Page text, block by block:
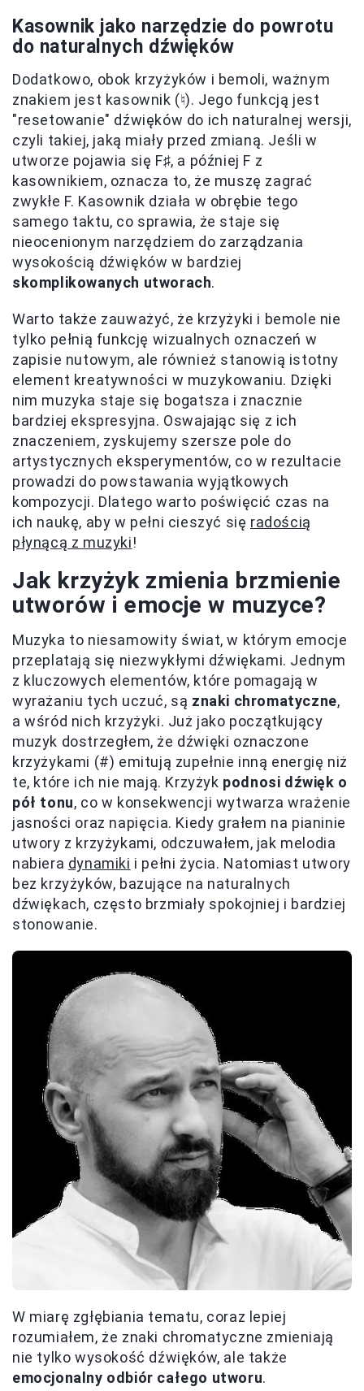
Kasownik jako narzędzie do powrotu
do naturalnych dźwięków
Dodatkowo, obok krzyżyków i bemoli, ważnym
znakiem jest kasownik (♮). Jego funkcją jest
"resetowanie" dźwięków do ich naturalnej wersji,
czyli takiej, jaką miały przed zmianą. Jeśli w
utworze pojawia się F♯, a później F z
kasownikiem, oznacza to, że muszę zagrać
zwykłe F. Kasownik działa w obrębie tego
samego taktu, co sprawia, że staje się
nieocenionym narzędziem do zarządzania
wysokością dźwięków w bardziej
skomplikowanych utworach.
Warto także zauważyć, że krzyżyki i bemole nie
tylko pełnią funkcję wizualnych oznaczeń w
zapisie nutowym, ale również stanowią istotny
element kreatywności w muzykowaniu. Dzięki
nim muzyka staje się bogatsza i znacznie
bardziej ekspresyjna. Oswajając się z ich
znaczeniem, zyskujemy szersze pole do
artystycznych eksperymentów, co w rezultacie
prowadzi do powstawania wyjątkowych
kompozycji. Dlatego warto poświęcić czas na
ich naukę, aby w pełni cieszyć się radością
płynącą z muzyki!
Jak krzyżyk zmienia brzmienie
utworów i emocje w muzyce?
Muzyka to niesamowity świat, w którym emocje
przeplatają się niezwykłymi dźwiękami. Jednym
z kluczowych elementów, które pomagają w
wyrażaniu tych uczuć, są znaki chromatyczne,
a wśród nich krzyżyki. Już jako początkujący
muzyk dostrzegłem, że dźwięki oznaczone
krzyżykami (#) emitują zupełnie inną energię niż
te, które ich nie mają. Krzyżyk podnosi dźwięk o
pół tonu, co w konsekwencji wytwarza wrażenie
jasności oraz napięcia. Kiedy grałem na pianinie
utwory z krzyżykami, odczuwałem, jak melodia
nabiera dynamiki i pełni życia. Natomiast utwory
bez krzyżyków, bazujące na naturalnych
dźwiękach, często brzmiały spokojniej i bardziej
stonowanie.
W miarę zgłębiania tematu, coraz lepiej
rozumiałem, że znaki chromatyczne zmieniają
nie tylko wysokość dźwięków, ale także
emocjonalny odbiór całego utworu.